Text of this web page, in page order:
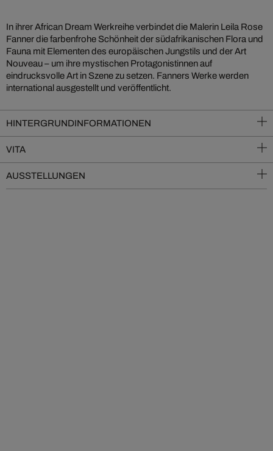
In ihrer African Dream Werkreihe verbindet die Malerin Leila Rose
Fanner die farbenfrohe Schönheit der südafrikanischen Flora und
Fauna mit Elementen des europäischen Jungstils und der Art
Nouveau – um ihre mystischen Protagonistinnen auf
eindrucksvolle Art in Szene zu setzen. Fanners Werke werden
international ausgestellt und veröffentlicht.
HINTERGRUNDINFORMATIONEN
VITA
AUSSTELLUNGEN